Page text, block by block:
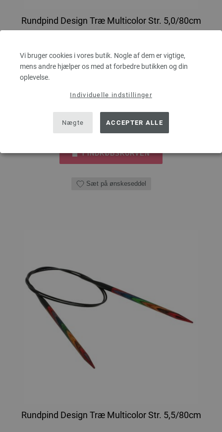
Vi bruger cookies i vores butik. Nogle af dem er vigtige,
mens andre hjælper os med at forbedre butikken og din
oplevelse.
Individuelle indstillinger
Nægte ACCEPTER ALLE
Rundpind Design Træ Multicolor Str. 5,0/80cm
tykkelse 5,0 mm; længde ca. 80 cm
I INDKØBSKURVEN
Sæt på ønskeseddel
Rundpind Design Træ Multicolor Str. 5,5/80cm